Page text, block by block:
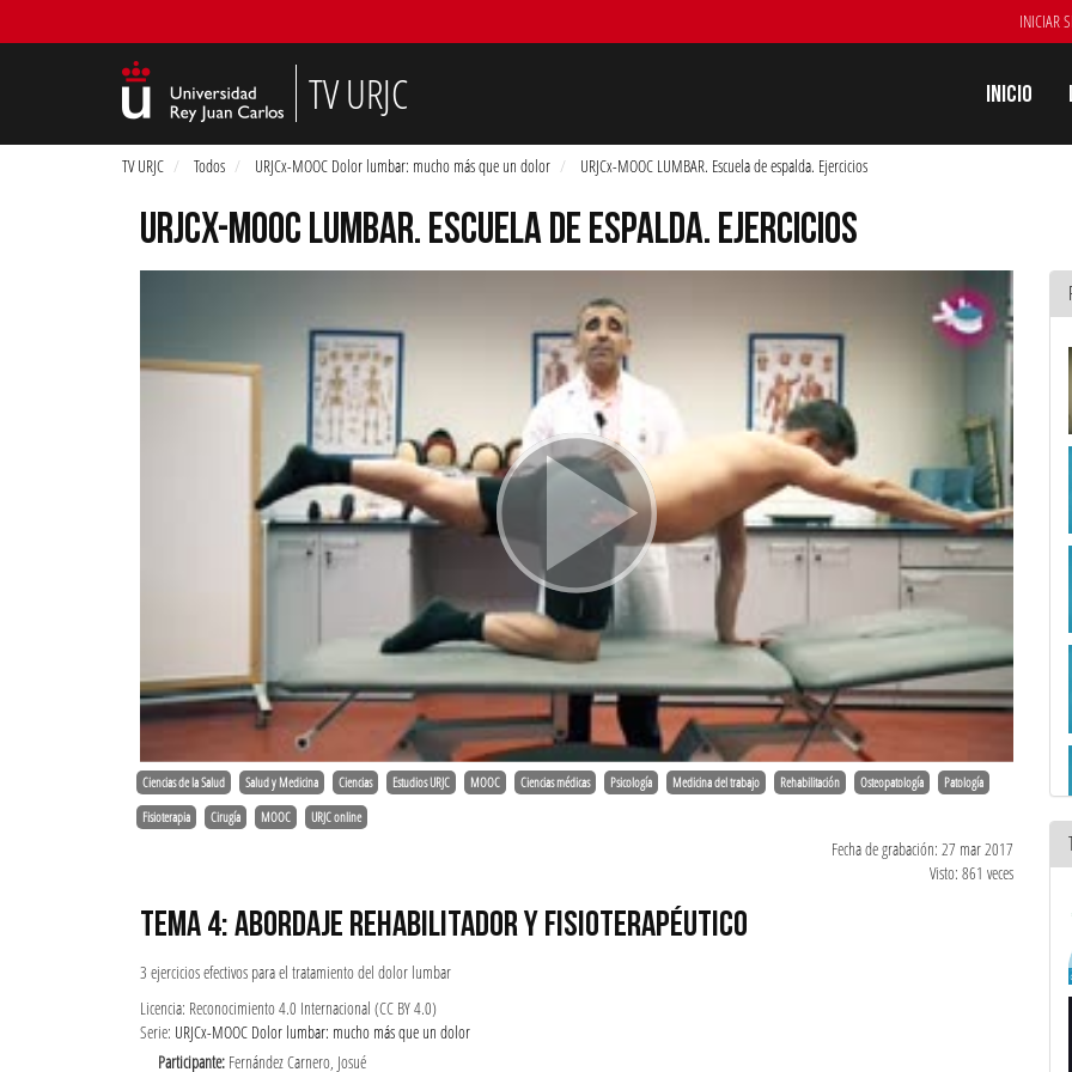
INICIAR
TV URJC Inicio
TV URJC Todos URJCx-MOOC Dolor lumbar: mucho más que un dolor URJCx-MOOC LUMBAR. Escuela de espalda. Ejercicios
URJCX-MOOC LUMBAR. ESCUELA DE ESPALDA. EJERCICIOS
Ciencias de la Salud Salud y Medicina Ciencias Estudios URJC MOOC Ciencias médicas Psicología Medicina del trabajo Rehabilitación Osteopatología Patología
Fisioterapia Cirugía MOOC URJC online
Fecha de grabación: 27 mar 2017
Visto: 861 veces
TEMA 4: ABORDAJE REHABILITADOR Y FISIOTERAPÉUTICO
3 ejercicios efectivos para el tratamiento del dolor lumbar
Licencia: Reconocimiento 4.0 Internacional (CC BY 4.0)
Serie: URJCx-MOOC Dolor lumbar: mucho más que un dolor
Participante: Fernández Carnero, Josué